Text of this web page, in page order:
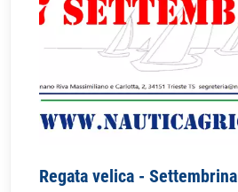
Regata velica - Settembrina